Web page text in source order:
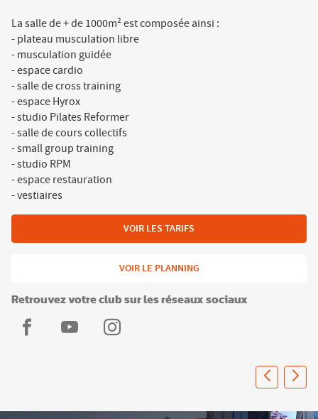
La salle de + de 1000m² est composée ainsi :
- plateau musculation libre
- musculation guidée
- espace cardio
- salle de cross training
- espace Hyrox
- studio Pilates Reformer
- salle de cours collectifs
- small group training
- studio RPM
- espace restauration
- vestiaires
VOIR LES TARIFS
VOIR LE PLANNING
Retrouvez votre club sur les réseaux sociaux
L'AppartL'AppartL'Appart